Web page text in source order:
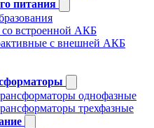
питания
встроенной АКБ
с внешней АКБ
однофазные
трехфазные